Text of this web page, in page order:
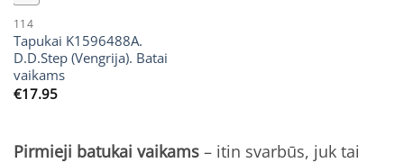
114
Tapukai K1596488A.
D.D.Step (Vengrija). Batai
vaikams
€17.95
Pirmieji batukai vaikams – itin svarbūs, juk tai